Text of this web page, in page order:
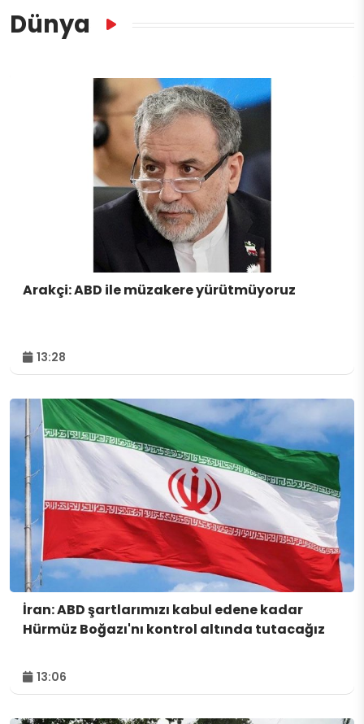
Dünya
Arakçi: ABD ile müzakere yürütmüyoruz
13:28
İran: ABD şartlarımızı kabul edene kadar
Hürmüz Boğazı'nı kontrol altında tutacağız
13:06